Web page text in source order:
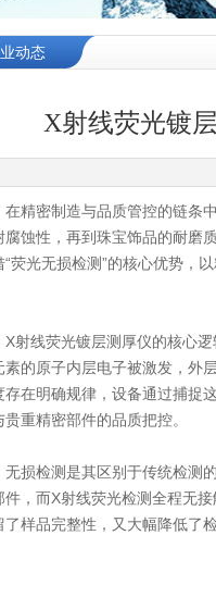
动态
X射线荧光镀
密制造与品质管控的链条中
腐蚀性，再到珠宝饰品的耐磨
“荧光无损检测”的核心优势，
线荧光镀层测厚仪的核心逻
素的原子内层电子被激发，外
存在明确规律，设备通过捕捉
贵重精密部件的品质把控。
检测是其区别于传统检测的
件，而X射线荧光检测全程无
了样品完整性，又大幅降低了